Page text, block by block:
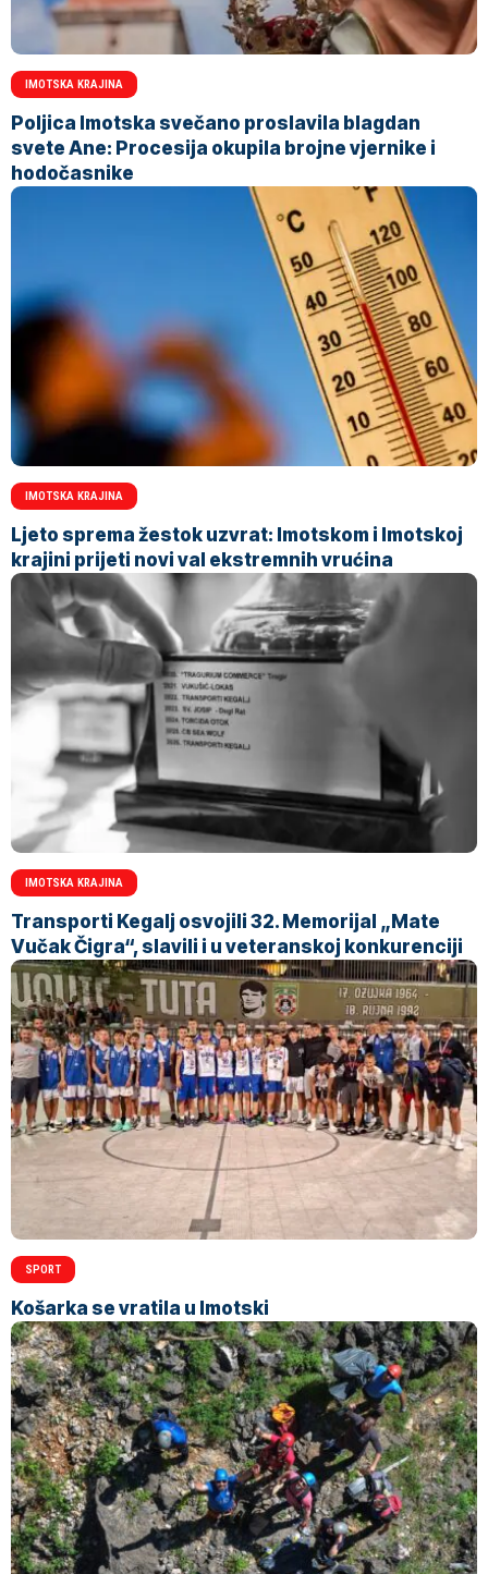
IMOTSKA KRAJINA
Poljica Imotska svečano proslavila blagdan
svete Ane: Procesija okupila brojne vjernike i
hodočasnike
IMOTSKA KRAJINA
Ljeto sprema žestok uzvrat: Imotskom i Imotskoj
krajini prijeti novi val ekstremnih vrućina
IMOTSKA KRAJINA
Transporti Kegalj osvojili 32. Memorijal „Mate
Vučak Čigra“, slavili i u veteranskoj konkurenciji
SPORT
Košarka se vratila u Imotski